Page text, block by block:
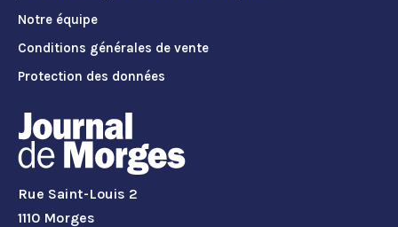
Notre équipe
Conditions générales de vente
Protection des données
Rue Saint-Louis 2
1110 Morges